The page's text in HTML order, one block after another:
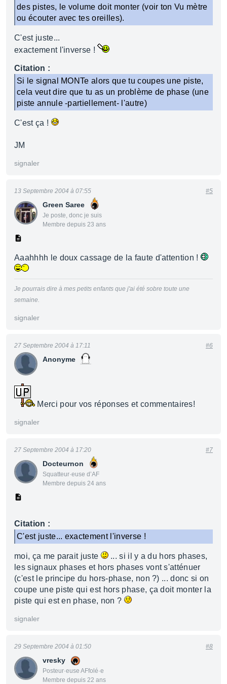
des pistes, le volume doit monter (voir ton Vu mètre
ou écouter avec tes oreilles).
C'est juste...
exactement l'inverse !
Citation :
Si le signal MONTe alors que tu coupes une piste,
cela veut dire que tu as un problème de phase (une
piste annule -partiellement- l'autre)
C'est ça !
JM
signaler
Green Saree
Je poste, donc je suis
Membre depuis 23 ans
13 Septembre 2004 à 07:55 #5
Aaahhhh le doux cassage de la faute d'attention !
Je pourrais dire à mes petits enfants que j'ai été sobre toute une
semaine.
signaler
Anonyme
27 Septembre 2004 à 17:11 #6
Merci pour vos réponses et commentaires!
signaler
Docteurnon
Squatteur·euse d’AF
Membre depuis 24 ans
27 Septembre 2004 à 17:20 #7
Citation :
C'est juste... exactement l'inverse !
moi, ça me parait juste
... si il y a du hors phases,
les signaux phases et hors phases vont s'atténuer
(c'est le principe du hors-phase, non ?) ... donc si on
coupe une piste qui est hors phase, ça doit monter la
piste qui est en phase, non ?
signaler
vresky
Posteur·euse AFfolé·e
Membre depuis 22 ans
29 Septembre 2004 à 01:50 #8